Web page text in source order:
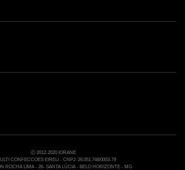
Ⓒ 2012-2020 IORANE
CONFECCOES EIRELI - CNPJ: 26.051.748/0003-79
ROCHA LIMA - 26- SANTA LÚCIA - BELO HORIZONTE - MG